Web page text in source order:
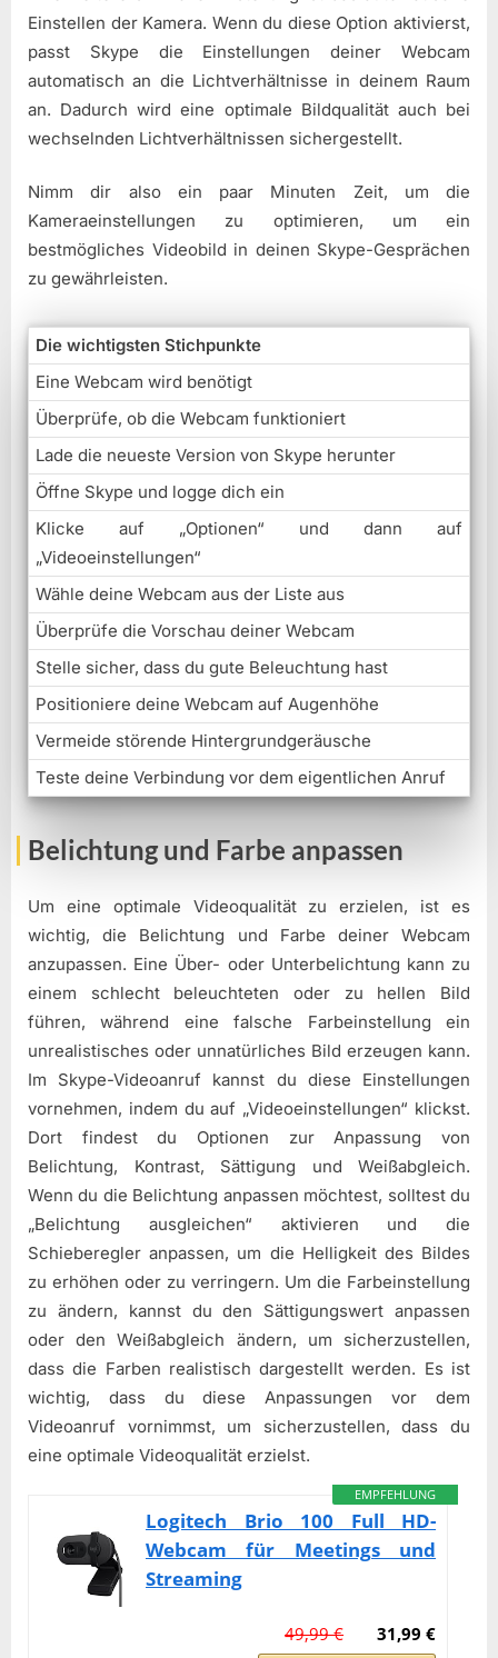
Einstellen der Kamera. Wenn du diese Option aktivierst,
passt Skype die Einstellungen deiner Webcam
automatisch an die Lichtverhältnisse in deinem Raum
an. Dadurch wird eine optimale Bildqualität auch bei
wechselnden Lichtverhältnissen sichergestellt.
Nimm dir also ein paar Minuten Zeit, um die
Kameraeinstellungen zu optimieren, um ein
bestmögliches Videobild in deinen Skype-Gesprächen
zu gewährleisten.
Die wichtigsten Stichpunkte
Eine Webcam wird benötigt
Überprüfe, ob die Webcam funktioniert
Lade die neueste Version von Skype herunter
Öffne Skype und logge dich ein
Klicke auf „Optionen“ und dann auf
„Videoeinstellungen“
Wähle deine Webcam aus der Liste aus
Überprüfe die Vorschau deiner Webcam
Stelle sicher, dass du gute Beleuchtung hast
Positioniere deine Webcam auf Augenhöhe
Vermeide störende Hintergrundgeräusche
Teste deine Verbindung vor dem eigentlichen Anruf
Belichtung und Farbe anpassen
Um eine optimale Videoqualität zu erzielen, ist es
wichtig, die Belichtung und Farbe deiner Webcam
anzupassen. Eine Über- oder Unterbelichtung kann zu
einem schlecht beleuchteten oder zu hellen Bild
führen, während eine falsche Farbeinstellung ein
unrealistisches oder unnatürliches Bild erzeugen kann.
Im Skype-Videoanruf kannst du diese Einstellungen
vornehmen, indem du auf „Videoeinstellungen“ klickst.
Dort findest du Optionen zur Anpassung von
Belichtung, Kontrast, Sättigung und Weißabgleich.
Wenn du die Belichtung anpassen möchtest, solltest du
„Belichtung ausgleichen“ aktivieren und die
Schieberegler anpassen, um die Helligkeit des Bildes
zu erhöhen oder zu verringern. Um die Farbeinstellung
zu ändern, kannst du den Sättigungswert anpassen
oder den Weißabgleich ändern, um sicherzustellen,
dass die Farben realistisch dargestellt werden. Es ist
wichtig, dass du diese Anpassungen vor dem
Videoanruf vornimmst, um sicherzustellen, dass du
eine optimale Videoqualität erzielst.
EMPFEHLUNG
Logitech Brio 100 Full HD-
Webcam für Meetings und
Streaming
31,99 €
49,99 €